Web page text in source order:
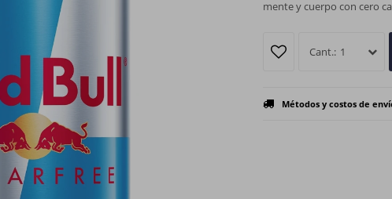
mente y cuerpo con cero
1
Métodos y costos de